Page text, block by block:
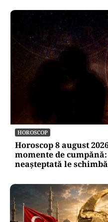
HOROSCOP
Horoscop 8 august
momente de
neașteptată le